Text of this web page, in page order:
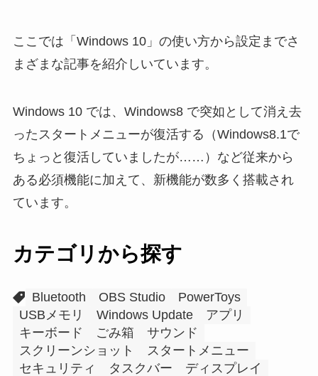
ここでは「Windows 10」の使い方から設定までさ
まざまな記事を紹介しいています。
Windows 10 では、Windows8 で突如として消え去
ったスタートメニューが復活する（Windows8.1で
ちょっと復活していましたが……）など従来から
ある必須機能に加えて、新機能が数多く搭載され
ています。
カテゴリから探す
Bluetooth OBS Studio
PowerToys
USBメモリ
Windows Update
アプリ
キーボード
ごみ箱
サウンド
スクリーンショット
スタートメニュー
セキュリティ
タスクバー
ディスプレイ